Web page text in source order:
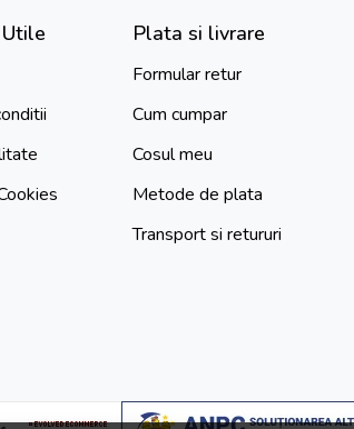
Plata si livrare
Formular retur
Cum cumpar
Cosul meu
Metode de plata
Transport si retururi